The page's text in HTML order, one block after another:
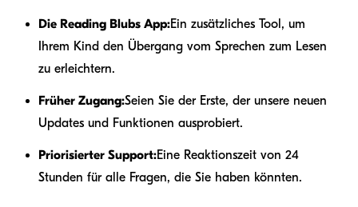
Die Reading Blubs App:Ein zusätzliches Tool, um
Ihrem Kind den Übergang vom Sprechen zum Lesen
zu erleichtern.
Früher Zugang:Seien Sie der Erste, der unsere neuen
Updates und Funktionen ausprobiert.
Priorisierter Support:Eine Reaktionszeit von 24
Stunden für alle Fragen, die Sie haben könnten.